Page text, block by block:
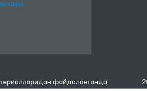
фойдаланганда,